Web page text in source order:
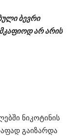
ბევრი
არ არის
ნიკოტინის
გაიზარდა